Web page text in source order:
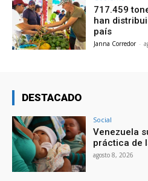
717.459
han
país
Janna Corredor -
DESTACADO
Social
Venezuela
práctica de
agosto 8, 2026